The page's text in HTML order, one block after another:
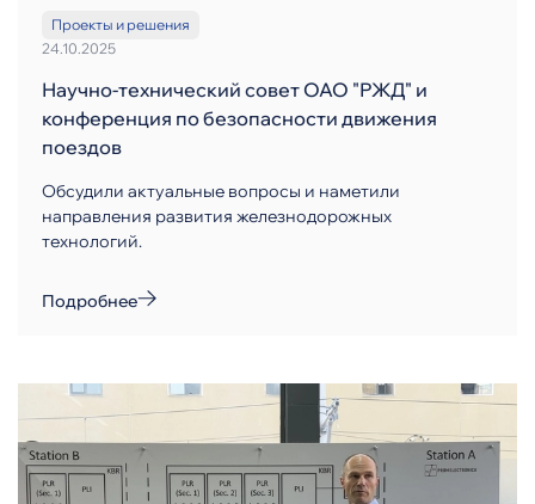
24.10.2025
Проекты и решения
Научно-технический совет ОАО "РЖД" и
конференция по безопасности движения
поездов
Обсудили актуальные вопросы и наметили
направления развития железнодорожных
технологий.
Подробнее